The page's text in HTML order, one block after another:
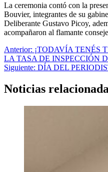
La ceremonia contó con la
Bouvier, integrantes de su
Deliberante Gustavo Picoy,
acompañaron al flamante
Navegación
de
Anterior: ¡TODAVÍA TENÉS
LA TASA DE INSPECCIÓN
Siguiente: DÍA DEL
Noticias